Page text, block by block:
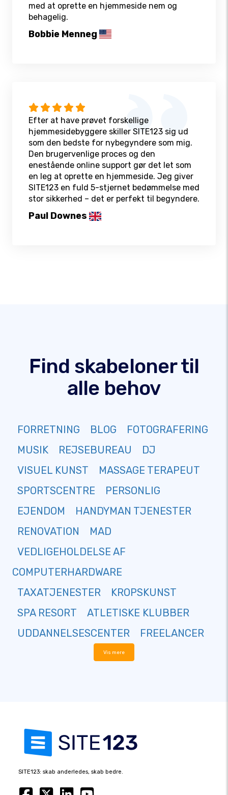
med at oprette en hjemmeside nem og
behagelig.
Bobbie Menneg
Efter at have prøvet forskellige
hjemmesidebyggere skiller SITE123 sig ud
som den bedste for nybegyndere som mig.
Den brugervenlige proces og den
enestående online support gør det let som
en leg at oprette en hjemmeside. Jeg giver
SITE123 en fuld 5-stjernet bedømmelse med
stor sikkerhed – det er perfekt til begyndere.
Paul Downes
Find skabeloner til
alle behov
FORRETNING BLOG
FOTOGRAFERING
MUSIK
REJSEBUREAU
DJ
VISUEL KUNST
MASSAGE TERAPEUT
SPORTSCENTRE
PERSONLIG
EJENDOM
HANDYMAN TJENESTER
RENOVATION
MAD
VEDLIGEHOLDELSE AF
COMPUTERHARDWARE
TAXATJENESTER
KROPSKUNST
SPA RESORT
ATLETISKE KLUBBER
UDDANNELSESCENTER
FREELANCER
Vis mere
SITE123: skab anderledes, skab bedre.